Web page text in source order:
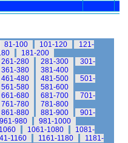
81-100 101-120
121-
181-200
261-280 281-300
301-
361-380
381-400
461-480 481-500
501-
561-580
581-600
661-680 681-700
701-
761-780
781-800
861-880 881-900
901-
961-980
981-1000
1061-1080
1081-
1160 1161-1180
1181-